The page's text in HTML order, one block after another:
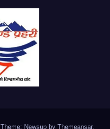
Theme: Newsup by Themeansar.